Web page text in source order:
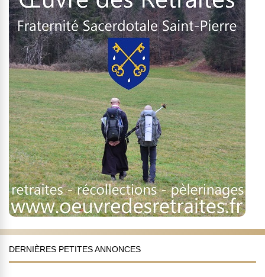
DERNIÈRES PETITES ANNONCES